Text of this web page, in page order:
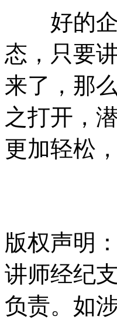
好的企
态，只要
来了，那
之打开，
更加轻松
版权声明
讲师经纪
负责。如